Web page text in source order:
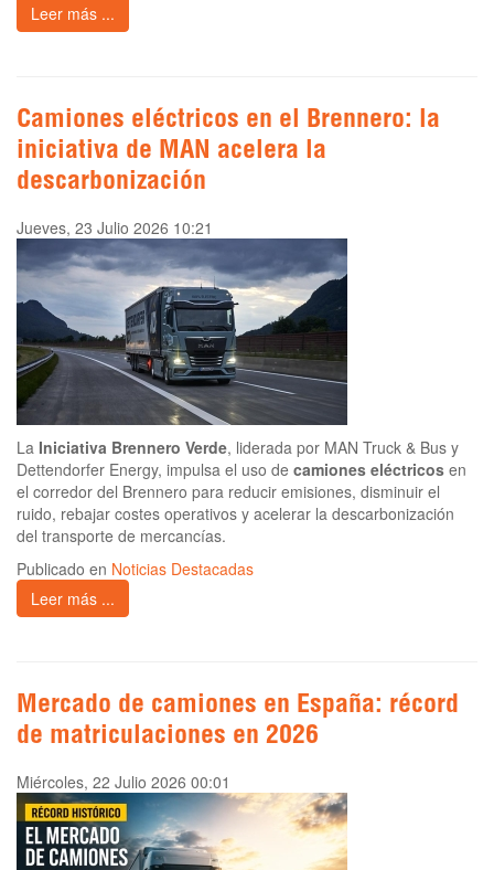
Leer más ...
Camiones eléctricos en el Brennero: la
iniciativa de MAN acelera la
descarbonización
Jueves, 23 Julio 2026 10:21
La Iniciativa Brennero Verde, liderada por MAN Truck & Bus y
Dettendorfer Energy, impulsa el uso de camiones eléctricos en
el corredor del Brennero para reducir emisiones, disminuir el
ruido, rebajar costes operativos y acelerar la descarbonización
del transporte de mercancías.
Publicado en Noticias Destacadas
Leer más ...
Mercado de camiones en España: récord
de matriculaciones en 2026
Miércoles, 22 Julio 2026 00:01